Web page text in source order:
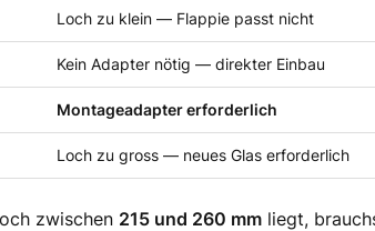
Loch zu klein — Flappie passt nicht
Kein Adapter nötig — direkter Einbau
Montageadapter erforderlich
Loch zu gross — neues Glas erforderlich
zwischen 215 und 260 mmliegt,